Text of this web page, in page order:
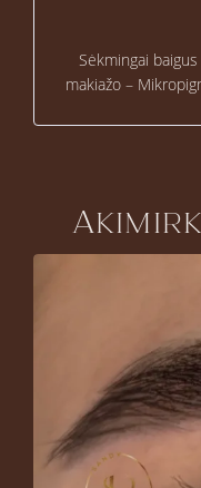
Sėkmingai
makiažo –